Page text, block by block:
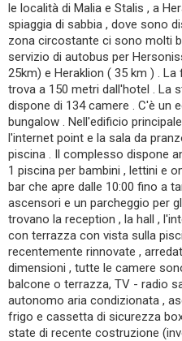
le località di Malia e Stalis , a
spiaggia di sabbia , dove sono
zona circostante ci sono molti
servizio di autobus per
25km) e Heraklion ( 35 km ) .
trova a 150 metri dall'hotel . La
dispone di 134 camere . C'è un
bungalow . Nell'edificio
l'internet point e la sala da
piscina . Il complesso dispone
1 piscina per bambini , lettini e
bar che apre dalle 10:00 fino a
ascensori e un parcheggio per
trovano la reception , la hall ,
con terrazza con vista sulla
recentemente rinnovate ,
dimensioni , tutte le camere
balcone o terrazza, TV - radio
autonomo aria condizionata ,
frigo e cassetta di sicurezza
state di recente costruzione